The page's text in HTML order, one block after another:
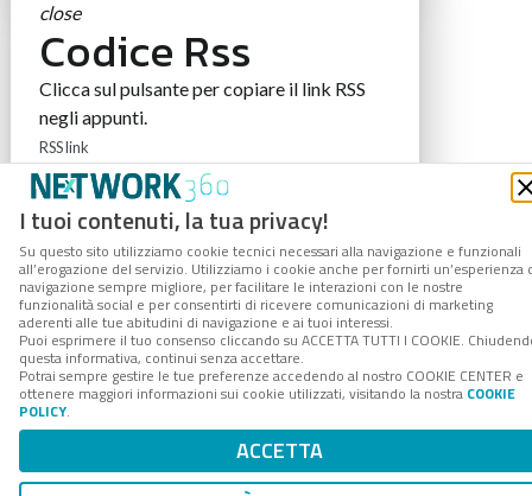
I tuoi contenuti, la tua privacy!
Su questo sito utilizziamo cookie tecnici necessari alla navigazione e funzionali
all’erogazione del servizio. Utilizziamo i cookie anche per fornirti un’esperienza
navigazione sempre migliore, per facilitare le interazioni con le nostre
funzionalità social e per consentirti di ricevere comunicazioni di marketing
aderenti alle tue abitudini di navigazione e ai tuoi interessi.
Puoi esprimere il tuo consenso cliccando su ACCETTA TUTTI I COOKIE.
questa informativa, continui senza accettare.
Potrai sempre gestire le tue preferenze accedendo al nostro COOKIE CENTER e
ottenere maggiori informazioni sui cookie utilizzati, visitando la nostra COOKIE
POLICY.
ACCETTA
close
Codice Rss
Clicca sul pulsante per copiare il link RSS
negli appunti.
RSS link
COPIA LINK